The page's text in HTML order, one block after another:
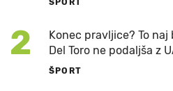
ŠPORT
2
Konec pravljice? To
Del Toro ne podaljša z
ŠPORT